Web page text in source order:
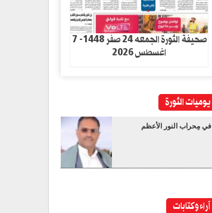
صحيفة الثورة الجمعه 24 صفر 1448- 7
اغسطس 2026
يوميات الثورة
في مِحراب النور الأعظم
آراء وكتابات